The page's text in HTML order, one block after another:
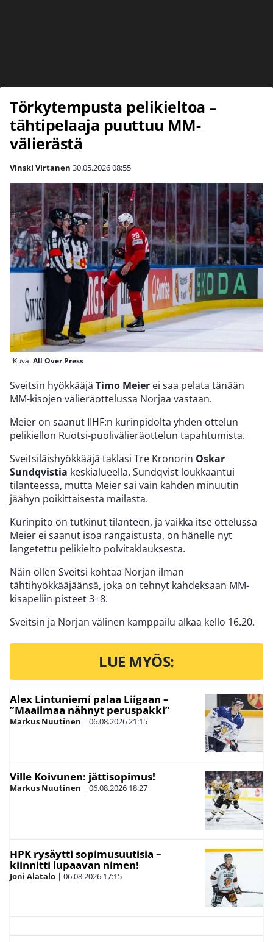
Törkytempusta pelikieltoa –
tähtipelaaja puuttuu MM-
välierästä
Vinski Virtanen 30.05.202608:55
Kuva:All Over Press
Sveitsin hyökkääjä Timo Meier ei saa pelata tänään
MM-kisojen välieräottelussa Norjaa vastaan.
Meier on saanut IIHF:n kurinpidolta yhden ottelun
pelikiellon Ruotsi-puolivälieräottelun tapahtumista.
Sveitsiläishyökkääjä taklasi Tre Kronorin Oskar
Sundqvistia keskialueella. Sundqvist loukkaantui
tilanteessa, mutta Meier sai vain kahden minuutin
jäähyn poikittaisesta mailasta.
Kurinpito on tutkinut tilanteen, ja vaikka itse ottelussa
Meier ei saanut isoa rangaistusta, on hänelle nyt
langetettu pelikielto polvitaklauksesta.
Näin ollen Sveitsi kohtaa Norjan ilman
tähtihyökkääjäänsä, joka on tehnyt kahdeksaan MM-
kisapeliin pisteet 3+8.
Sveitsin ja Norjan välinen kamppailu alkaa kello 16.20.
LUE MYÖS:
Alex Lintuniemi palaa Liigaan –
”Maailmaa nähnyt peruspakki”
Markus Nuutinen | 06.08.202621:15
Ville Koivunen: jättisopimus!
Markus Nuutinen | 06.08.2026 18:27
HPK rysäytti sopimusuutisia –
kiinnitti lupaavan nimen!
Joni Alatalo | 06.08.2026 17:15